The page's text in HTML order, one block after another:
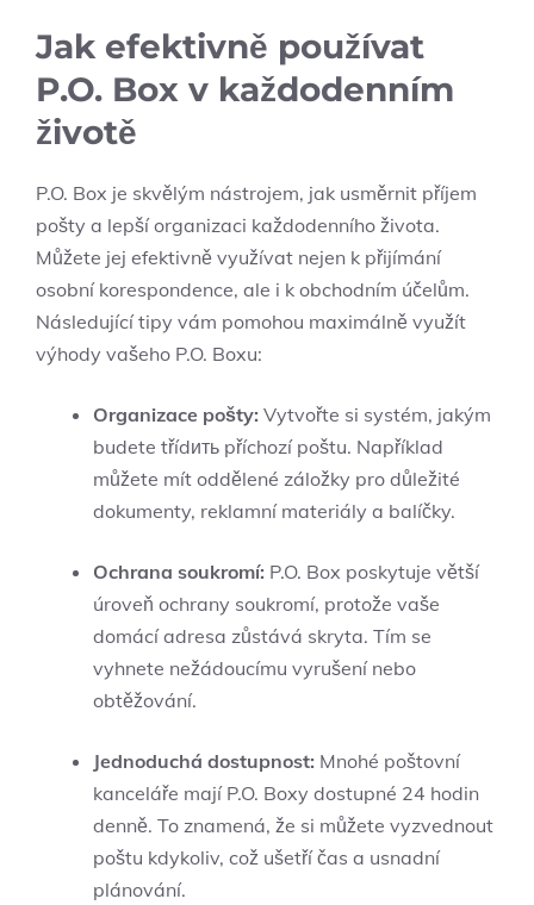
Jak efektivně používat
P.O. Box v každodenním
životě
P.O. Box je skvělým nástrojem, jak usměrnit příjem
pošty a lepší organizaci každodenního života.
Můžete jej efektivně využívat nejen k přijímání
osobní korespondence, ale i k obchodním účelům.
Následující tipy vám pomohou maximálně využít
výhody vašeho P.O. Boxu:
Organizace pošty: Vytvořte si systém, jakým
budete třídить příchozí poštu. Například
můžete mít oddělené záložky pro důležité
dokumenty, reklamní materiály a balíčky.
Ochrana soukromí: P.O. Box poskytuje větší
úroveň ochrany soukromí, protože vaše
domácí adresa zůstává skryta. Tím se
vyhnete nežádoucímu vyrušení nebo
obtěžování.
Jednoduchá dostupnost: Mnohé poštovní
kanceláře mají P.O. Boxy dostupné 24 hodin
denně. To znamená, že si můžete vyzvednout
poštu kdykoliv, což ušetří čas a usnadní
plánování.